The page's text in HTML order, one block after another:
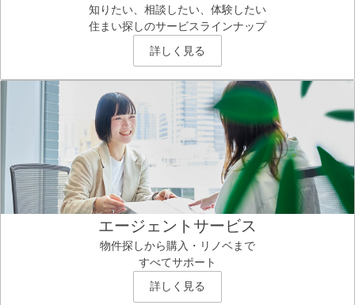
知りたい、相談したい、体験したい
住まい探しのサービスラインナップ
詳しく見る
エージェントサービス
物件探しから購入・リノベまで
すべてサポート
詳しく見る